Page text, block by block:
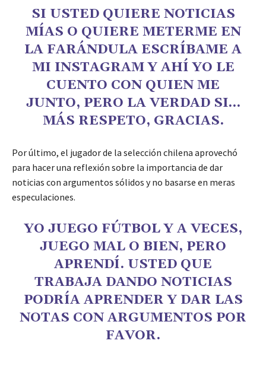
SI USTED QUIERE NOTICIAS
MÍAS O QUIERE METERME EN
LA FARÁNDULA ESCRÍBAME A
MI INSTAGRAM Y AHÍ YO LE
CUENTO CON QUIEN ME
JUNTO, PERO LA VERDAD SI…
MÁS RESPETO, GRACIAS.
Por último, el jugador de la selección chilena aprovechó
para hacer una reflexión sobre la importancia de dar
noticias con argumentos sólidos y no basarse en meras
especulaciones.
YO JUEGO FÚTBOL Y A VECES,
JUEGO MAL O BIEN, PERO
APRENDÍ. USTED QUE
TRABAJA DANDO NOTICIAS
PODRÍA APRENDER Y DAR LAS
NOTAS CON ARGUMENTOS POR
FAVOR.